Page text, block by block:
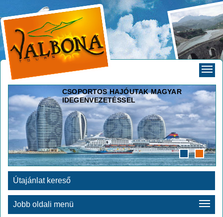
CSOPORTOS HAJÓUTAK MAGYAR
IDEGENVEZETÉSSEL
Útajánlat kereső
Jobb oldali menü